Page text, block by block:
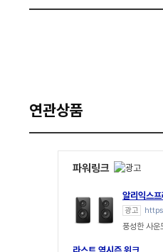
연관상품
파워링크
알리익스
광고
풍성한 사운